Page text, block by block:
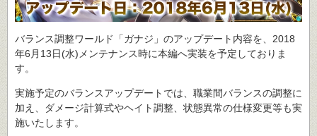
バランス調整ワールド「ガナジ」のアップデート内容を、2018
年6月13日(水)メンテナンス時に本編へ実装を予定しておりま
す。
実施予定のバランスアップデートでは、職業間バランスの調整に
加え、ダメージ計算式やヘイト調整、状態異常の仕様変更等も実
施いたします。